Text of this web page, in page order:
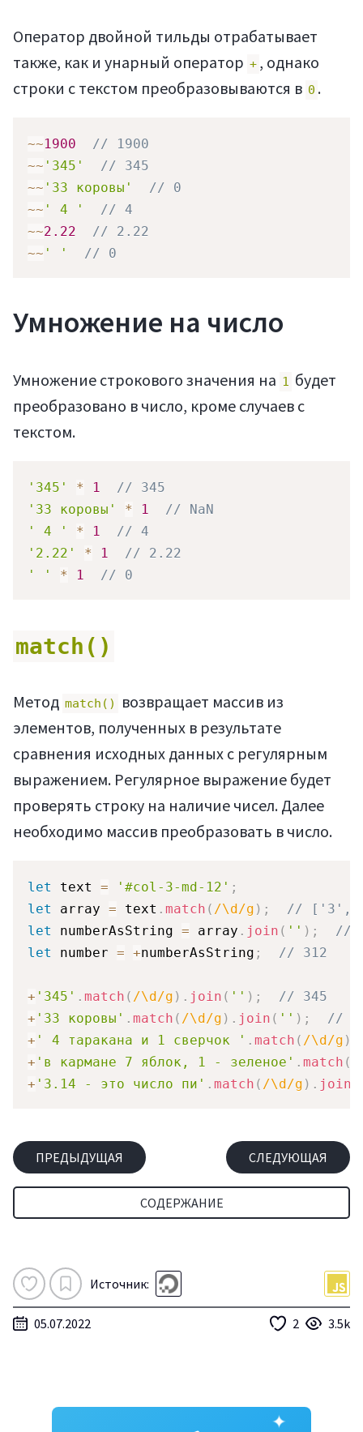
Регистрация
Оператор двойной тильды отрабатывает
также, как и унарный оператор + , однако
строки с текстом преобразовываются в 0 .
~~1900
// 1900
~~ '345'
// 345
~~ '33 коровы'
// 0
~~ ' 4 '
// 4
~~2.22
// 2.22
~~ ' ' // 0
Умножение на число
Умножение строкового значения на 1 будет
преобразовано в число, кроме случаев с
текстом.
'345' * 1
// 345
'33 коровы'
* 1
// NaN
' 4 '
* 1
// 4
'2.22'
* 1
// 2.22
' '
* 1 // 0
match()
Метод match()
возвращает массив из
элементов, полученных в результате
сравнения исходных данных с регулярным
выражением. Регулярное выражение будет
проверять строку на наличие чисел. Далее
необходимо массив преобразовать в число.
let text = '#col-3-md-12' ;
let
array = text . match ( /\d/g ) ;
// ['3',
let
numberAsString = array . join ( '' ) ;
//
let
number = +numberAsString ; // 312
+ '345' . match ( /\d/g ) . join ( '' ) ;
// 345
+ '33 коровы' . match ( /\d/g ) . join ( '' ) ;
//
+ ' 4 таракана и 1 сверчок ' . match ( /\d/g )
+ 'в кармане 7 яблок, 1 - зеленое' . match (
+ '3.14 - это число пи' . match ( /\d/g ) . join
ПРЕДЫДУЩАЯ СЛЕДУЮЩАЯ
СОДЕРЖАНИЕ
Источник:
05.07.2022 2 3.5k
✦